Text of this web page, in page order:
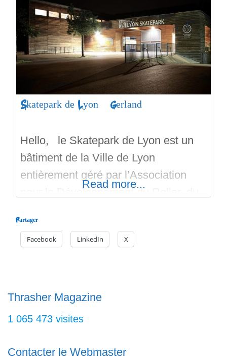
Skatepark de Lyon – Gerland
Hello, le Skatepark de Lyon est un
bâtiment de la Ville de Lyon
entièrement géré par l’Association
pour le Développement du Roller, du
ADRSB est affiliée à la Fédération
Française de Roller Sports et agréée
Le Skatepark de Lyon vous
Read more...
Partager
Facebook LinkedIn X
Thrasher Magazine
1 065 473 visites
Contacter le Webmaster